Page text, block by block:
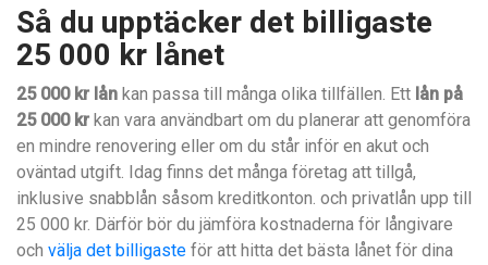
Så du upptäcker det billigaste
25 000 kr lånet
25 000 kr lån kan passa till många olika tillfällen. Ett lån på
25 000 kr kan vara användbart om du planerar att genomföra
en mindre renovering eller om du står inför en akut och
oväntad utgift. Idag finns det många företag att tillgå,
inklusive snabblån såsom kreditkonton. och privatlån upp till
25 000 kr. Därför bör du jämföra kostnaderna för långivare
och välja det billigaste för att hitta det bästa lånet för dina